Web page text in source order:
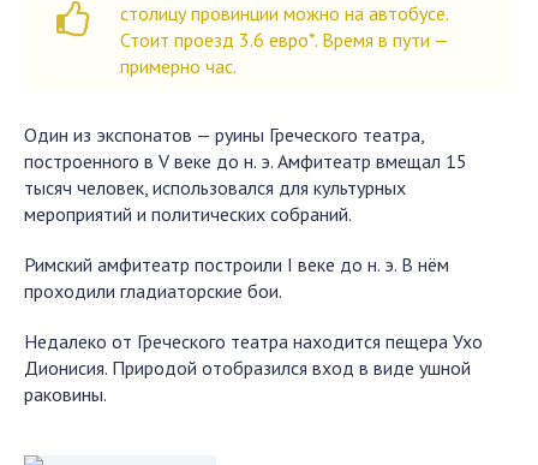
столицу провинции можно на автобусе.
Стоит проезд 3.6 евро*. Время в пути —
примерно час.
Один из экспонатов — руины Греческого театра,
построенного в V веке до н. э. Амфитеатр вмещал 15
тысяч человек, использовался для культурных
мероприятий и политических собраний.
Римский амфитеатр построили I веке до н. э. В нём
проходили гладиаторские бои.
Недалеко от Греческого театра находится пещера Ухо
Дионисия. Природой отобразился вход в виде ушной
раковины.